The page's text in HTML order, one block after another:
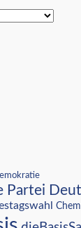
Partei